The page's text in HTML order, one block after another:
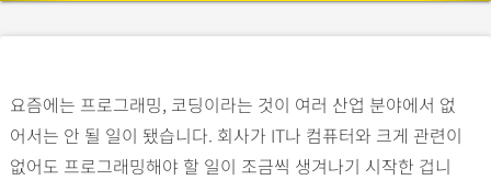
u
s
요즘에는 프로그래밍, 코딩이라는 것이 여러 산업 분야에서 없
어서는 안 될 일이 됐습니다. 회사가 IT나 컴퓨터와 크게 관련이
없어도 프로그래밍해야 할 일이 조금씩 생겨나기 시작한 겁니